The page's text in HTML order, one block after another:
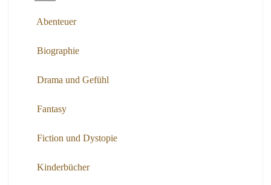
Abenteuer
Biographie
Drama und Gefühl
Fantasy
Fiction und Dystopie
Kinderbücher